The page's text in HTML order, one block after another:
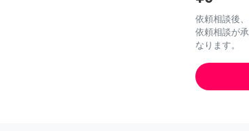
依頼相談後
依頼相談が
なります。